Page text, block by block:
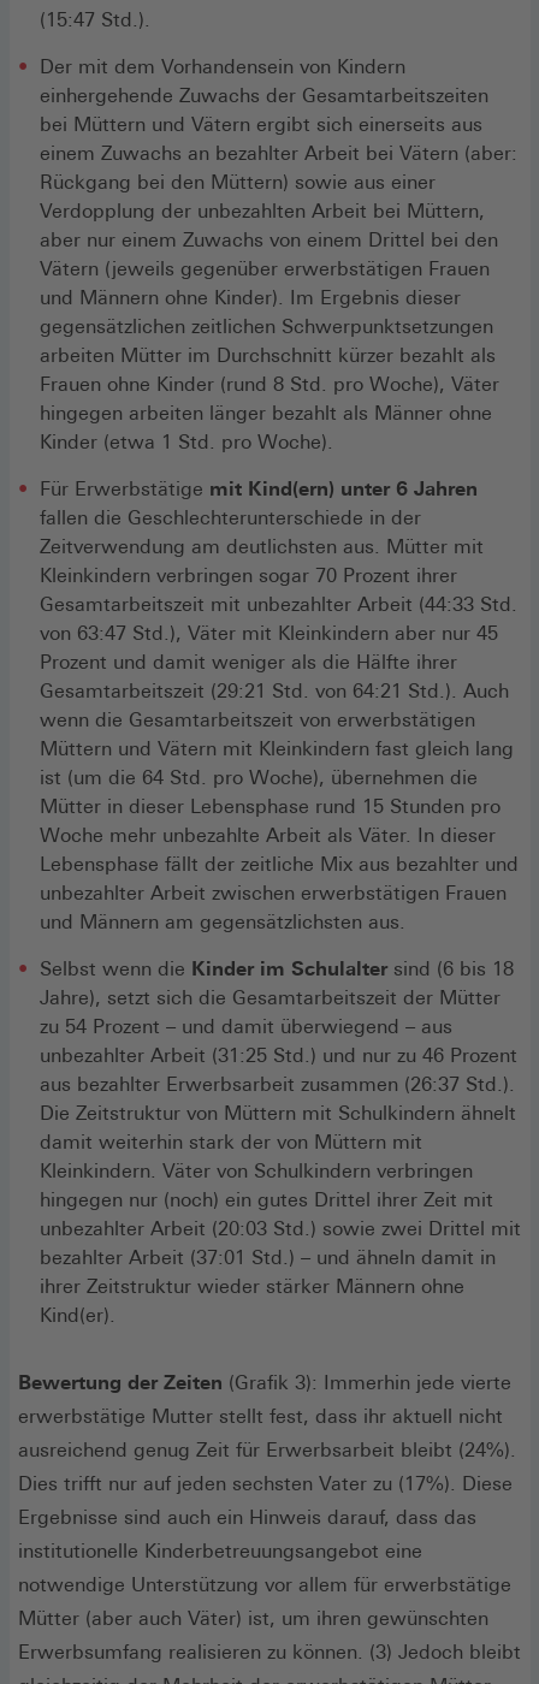
(15:47 Std.).
Der mit dem Vorhandensein von Kindern
einhergehende Zuwachs der Gesamtarbeitszeiten
bei Müttern und Vätern ergibt sich einerseits aus
einem Zuwachs an bezahlter Arbeit bei Vätern (aber:
Rückgang bei den Müttern) sowie aus einer
Verdopplung der unbezahlten Arbeit bei Müttern,
aber nur einem Zuwachs von einem Drittel bei den
Vätern (jeweils gegenüber erwerbstätigen Frauen
und Männern ohne Kinder). Im Ergebnis dieser
gegensätzlichen zeitlichen Schwerpunktsetzungen
arbeiten Mütter im Durchschnitt kürzer bezahlt als
Frauen ohne Kinder (rund 8 Std. pro Woche), Väter
hingegen arbeiten länger bezahlt als Männer ohne
Kinder (etwa 1 Std. pro Woche).
Für Erwerbstätige mit Kind(ern) unter 6 Jahren
fallen die Geschlechterunterschiede in der
Zeitverwendung am deutlichsten aus. Mütter mit
Kleinkindern verbringen sogar 70 Prozent ihrer
Gesamtarbeitszeit mit unbezahlter Arbeit (44:33 Std.
von 63:47 Std.), Väter mit Kleinkindern aber nur 45
Prozent und damit weniger als die Hälfte ihrer
Gesamtarbeitszeit (29:21 Std. von 64:21 Std.). Auch
wenn die Gesamtarbeitszeit von erwerbstätigen
Müttern und Vätern mit Kleinkindern fast gleich lang
ist (um die 64 Std. pro Woche), übernehmen die
Mütter in dieser Lebensphase rund 15 Stunden pro
Woche mehr unbezahlte Arbeit als Väter. In dieser
Lebensphase fällt der zeitliche Mix aus bezahlter und
unbezahlter Arbeit zwischen erwerbstätigen Frauen
und Männern am gegensätzlichsten aus.
Selbst wenn die Kinder im Schulalter sind (6 bis 18
Jahre), setzt sich die Gesamtarbeitszeit der Mütter
zu 54 Prozent – und damit überwiegend – aus
unbezahlter Arbeit (31:25 Std.) und nur zu 46 Prozent
aus bezahlter Erwerbsarbeit zusammen (26:37 Std.).
Die Zeitstruktur von Müttern mit Schulkindern ähnelt
damit weiterhin stark der von Müttern mit
Kleinkindern. Väter von Schulkindern verbringen
hingegen nur (noch) ein gutes Drittel ihrer Zeit mit
unbezahlter Arbeit (20:03 Std.) sowie zwei Drittel mit
bezahlter Arbeit (37:01 Std.) – und ähneln damit in
ihrer Zeitstruktur wieder stärker Männern ohne
Kind(er).
Bewertung der Zeiten (Grafik 3): Immerhin jede vierte
erwerbstätige Mutter stellt fest, dass ihr aktuell nicht
ausreichend genug Zeit für Erwerbsarbeit bleibt (24%).
Dies trifft nur auf jeden sechsten Vater zu (17%). Diese
Ergebnisse sind auch ein Hinweis darauf, dass das
institutionelle Kinderbetreuungsangebot eine
notwendige Unterstützung vor allem für erwerbstätige
Mütter (aber auch Väter) ist, um ihren gewünschten
Erwerbsumfang realisieren zu können. (3) Jedoch bleibt